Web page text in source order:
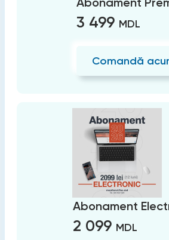
3 499 MDL
Comandă
Abonament
2 099 MDL